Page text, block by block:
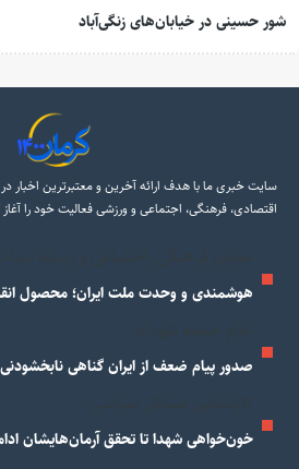
شور حسینی در خیابان‌های زنگی‌آباد
سایت خبری ما با هدف ارائه آخرین و معتبرترین اخبار
اقتصادی، فرهنگی، اجتماعی و ورزشی فعالیت خود را
هوشمندی و وحدت ملت ایران؛ محصول
صدور پیام ضعف از ایران گناهی
خون‌خواهی شهدا تا تحقق آرمان‌هایشان